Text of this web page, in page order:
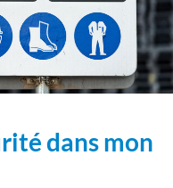
dans mon